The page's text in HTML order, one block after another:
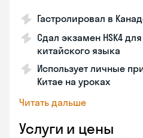
Гастролировал в
Сдал экзамен HSK4
китайского языка
Использует личные
Китае на уроках
Читать дальше
Услуги и цены